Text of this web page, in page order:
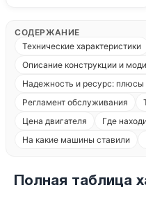
СОДЕРЖАНИЕ
Технические характеристики
Описание конструкции и
Надежность и ресурс:
Регламент обслуживания
Цена двигателя
Где
На какие машины ставили
Полная таблица